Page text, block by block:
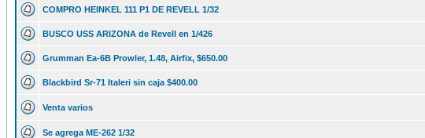
COMPRO HEINKEL 111 P1 DE REVELL 1/32
BUSCO USS ARIZONA de Revell en 1/426
Grumman Ea-6B Prowler, 1.48, Airfix, $650.00
Blackbird Sr-71 Italeri sin caja $400.00
Venta varios
Se agrega ME-262 1/32